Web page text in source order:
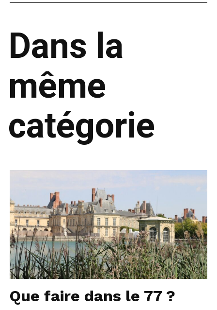
Dans la
même
catégorie
Que faire dans le 77 ?